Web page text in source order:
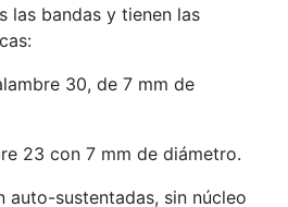
las bandas y tienen las
30, de 7 mm de
23 con 7 mm de diámetro.
auto-sustentadas, sin núcleo